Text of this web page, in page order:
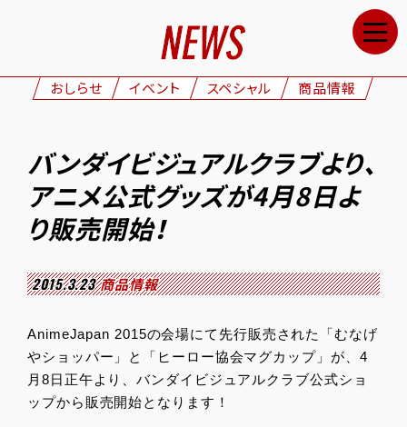
NEWS
STAFF&CAST
CHARACTERS
ONAIR
MOVIE
SPECIAL
GALLERY
おしらせ イベント スペシャル 商品情報
バンダイビジュアルクラブより、
アニメ公式グッズが4月8日よ
り販売開始！
2015.3.23 商品情報
AnimeJapan 2015の会場にて先行販売された「むなげ
やショッパー」と「ヒーロー協会マグカップ」が、4
月8日正午より、バンダイビジュアルクラブ公式ショ
ップから販売開始となります！